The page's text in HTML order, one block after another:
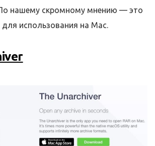
По нашему скромному мнению — это
использования на Mac.